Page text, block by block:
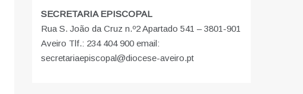
SECRETARIA EPISCOPAL
Rua S. João da Cruz n.º2 Apartado 541 – 3801-901
Aveiro Tlf.: 234 404 900 email:
secretariaepiscopal@diocese-aveiro.pt